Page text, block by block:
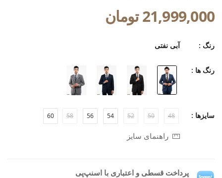
21,999,000 تومان
رنگ : آبی نفتی
رنگ ها :
سایزها : 48
50
52
54
56
58
60
راهنمای سایز
پرداخت قسطی و اعتباری با اسنپ‌پی